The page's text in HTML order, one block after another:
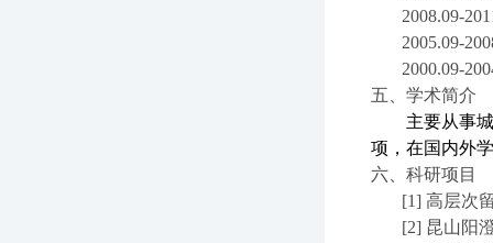
2008.09-
2005.09-
2000.09-
五、学术简介
主要从事
项，在国内外
六、科研项目
[1]高层次
[2] 昆山阳